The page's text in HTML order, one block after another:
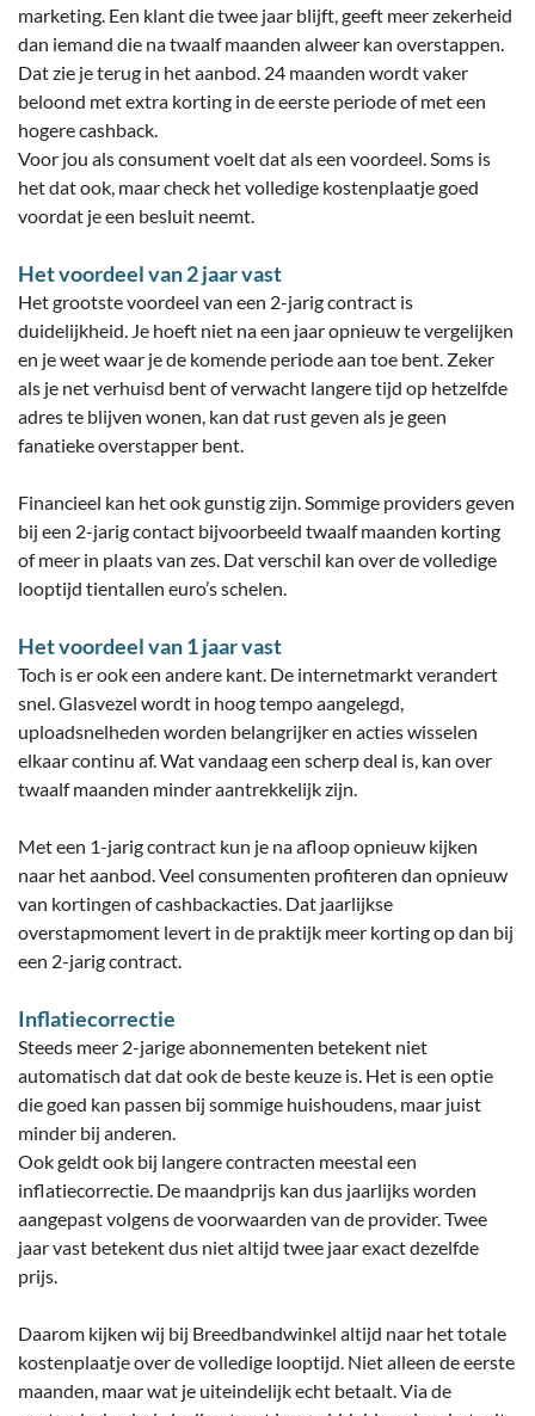
marketing. Een klant die twee jaar blijft, geeft meer zekerheid
dan iemand die na twaalf maanden alweer kan overstappen.
Dat zie je terug in het aanbod. 24 maanden wordt vaker
beloond met extra korting in de eerste periode of met een
hogere cashback.
Voor jou als consument voelt dat als een voordeel. Soms is
het dat ook, maar check het volledige kostenplaatje goed
voordat je een besluit neemt.
Het voordeel van 2 jaar vast
Het grootste voordeel van een 2-jarig contract is
duidelijkheid. Je hoeft niet na een jaar opnieuw te vergelijken
en je weet waar je de komende periode aan toe bent. Zeker
als je net verhuisd bent of verwacht langere tijd op hetzelfde
adres te blijven wonen, kan dat rust geven als je geen
fanatieke overstapper bent.
Financieel kan het ook gunstig zijn. Sommige providers geven
bij een 2-jarig contact bijvoorbeeld twaalf maanden korting
of meer in plaats van zes. Dat verschil kan over de volledige
looptijd tientallen euro’s schelen.
Het voordeel van 1 jaar vast
Toch is er ook een andere kant. De internetmarkt verandert
snel. Glasvezel wordt in hoog tempo aangelegd,
uploadsnelheden worden belangrijker en acties wisselen
elkaar continu af. Wat vandaag een scherp deal is, kan over
twaalf maanden minder aantrekkelijk zijn.
Met een 1-jarig contract kun je na afloop opnieuw kijken
naar het aanbod. Veel consumenten profiteren dan opnieuw
van kortingen of cashbackacties. Dat jaarlijkse
overstapmoment levert in de praktijk meer korting op dan bij
een 2-jarig contract.
Inflatiecorrectie
Steeds meer 2-jarige abonnementen betekent niet
automatisch dat dat ook de beste keuze is. Het is een optie
die goed kan passen bij sommige huishoudens, maar juist
minder bij anderen.
Ook geldt ook bij langere contracten meestal een
inflatiecorrectie. De maandprijs kan dus jaarlijks worden
aangepast volgens de voorwaarden van de provider. Twee
jaar vast betekent dus niet altijd twee jaar exact dezelfde
prijs.
Daarom kijken wij bij Breedbandwinkel altijd naar het totale
kostenplaatje over de volledige looptijd. Niet alleen de eerste
maanden, maar wat je uiteindelijk echt betaalt. Via de